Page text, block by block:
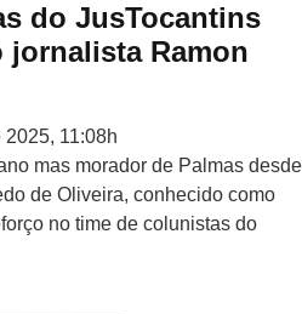
do JusTocantins
jornalista Ramon
11:08h
mas morador de Palmas desde
de Oliveira, conhecido como
no time de colunistas do